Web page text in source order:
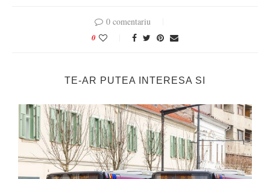
0 comentariu
0
TE-AR PUTEA INTERESA SI